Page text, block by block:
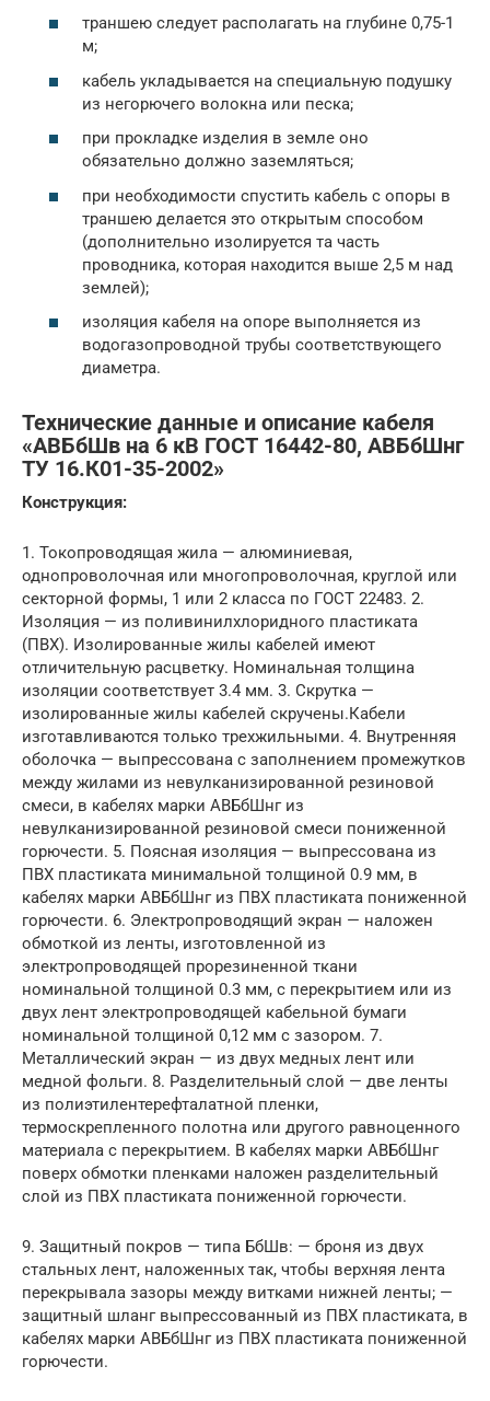
траншею следует располагать на глубине 0,75-1
м;
кабель укладывается на специальную подушку
из негорючего волокна или песка;
при прокладке изделия в земле оно
обязательно должно заземляться;
при необходимости спустить кабель с опоры в
траншею делается это открытым способом
(дополнительно изолируется та часть
проводника, которая находится выше 2,5 м над
землей);
изоляция кабеля на опоре выполняется из
водогазопроводной трубы соответствующего
диаметра.
Технические данные и описание кабеля
«АВБбШв на 6 кВ ГОСТ 16442-80, АВБбШнг
ТУ 16.К01-35-2002»
Конструкция:
1. Токопроводящая жила — алюминиевая,
однопроволочная или многопроволочная, круглой или
секторной формы, 1 или 2 класса по ГОСТ 22483. 2.
Изоляция — из поливинилхлоридного пластиката
(ПВХ). Изолированные жилы кабелей имеют
отличительную расцветку. Номинальная толщина
изоляции соответствует 3.4 мм. 3. Скрутка —
изолированные жилы кабелей скручены.Кабели
изготавливаются только трехжильными. 4. Внутренняя
оболочка — выпрессована с заполнением промежутков
между жилами из невулканизированной резиновой
смеси, в кабелях марки АВБбШнг из
невулканизированной резиновой смеси пониженной
горючести. 5. Поясная изоляция — выпрессована из
ПВХ пластиката минимальной толщиной 0.9 мм, в
кабелях марки АВБбШнг из ПВХ пластиката пониженной
горючести. 6. Электропроводящий экран — наложен
обмоткой из ленты, изготовленной из
электропроводящей прорезиненной ткани
номинальной толщиной 0.3 мм, с перекрытием или из
двух лент электропроводящей кабельной бумаги
номинальной толщиной 0,12 мм с зазором. 7.
Металлический экран — из двух медных лент или
медной фольги. 8. Разделительный слой — две ленты
из полиэтилентерефталатной пленки,
термоскрепленного полотна или другого равноценного
материала с перекрытием. В кабелях марки АВБбШнг
поверх обмотки пленками наложен разделительный
слой из ПВХ пластиката пониженной горючести.
9. Защитный покров — типа БбШв: — броня из двух
стальных лент, наложенных так, чтобы верхняя лента
перекрывала зазоры между витками нижней ленты; —
защитный шланг выпрессованный из ПВХ пластиката, в
кабелях марки АВБбШнг из ПВХ пластиката пониженной
горючести.